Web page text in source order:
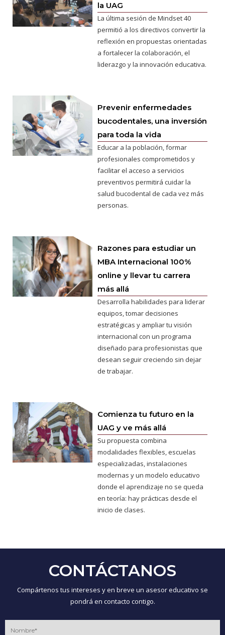
la UAG
La última sesión de Mindset 40
permitió a los directivos convertir la
reflexión en propuestas orientadas
a fortalecer la colaboración, el
liderazgo y la innovación educativa.
Prevenir enfermedades
bucodentales, una inversión
para toda la vida
Educar a la población, formar
profesionales comprometidos y
facilitar el acceso a servicios
preventivos permitirá cuidar la
salud bucodental de cada vez más
personas.
Razones para estudiar un
MBA Internacional 100%
online y llevar tu carrera
más allá
Desarrolla habilidades para liderar
equipos, tomar decisiones
estratégicas y ampliar tu visión
internacional con un programa
diseñado para profesionistas que
desean seguir creciendo sin dejar
de trabajar.
Comienza tu futuro en la
UAG y ve más allá
Su propuesta combina
modalidades flexibles, escuelas
especializadas, instalaciones
modernas y un modelo educativo
donde el aprendizaje no se queda
en teoría: hay prácticas desde el
inicio de clases.
CONTÁCTANOS
Compártenos tus intereses y en breve un asesor educativo se
pondrá en contacto contigo.